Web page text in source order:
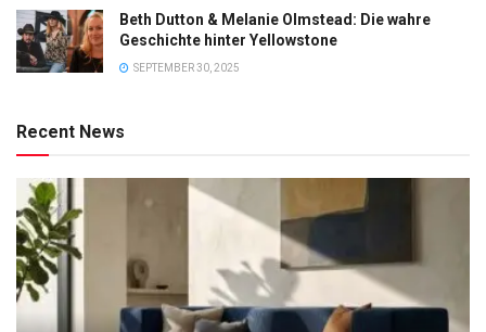
Beth Dutton & Melanie Olmstead: Die wahre
Geschichte hinter Yellowstone
SEPTEMBER 30, 2025
Recent News